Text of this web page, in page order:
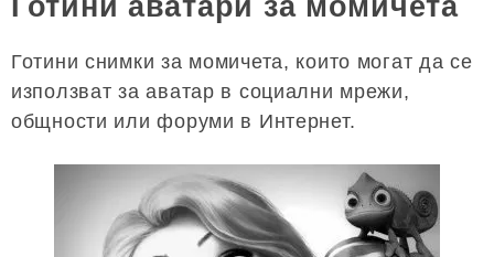
Готини аватари за момичета
Готини снимки за момичета, които могат да се
използват за аватар в социални мрежи,
общности или форуми в Интернет.